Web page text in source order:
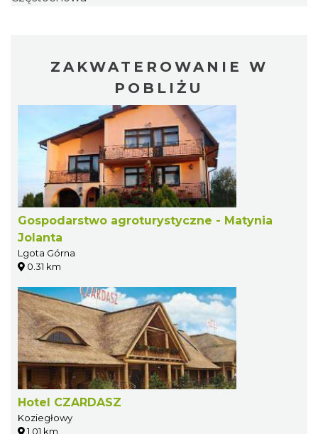
ZAKWATEROWANIE W
POBLIŻU
Gospodarstwo agroturystyczne - Matynia
Jolanta
Lgota Górna
0.31 km
Hotel CZARDASZ
Koziegłowy
1.01 km